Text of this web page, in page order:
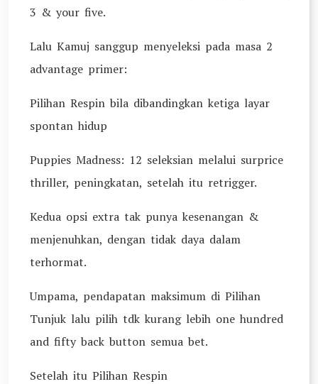
3 & your five.
Lalu Kamuj sanggup menyeleksi pada masa 2
advantage primer:
Pilihan Respin bila dibandingkan ketiga layar
spontan hidup
Puppies Madness: 12 seleksian melalui surprice
thriller, peningkatan, setelah itu retrigger.
Kedua opsi extra tak punya kesenangan &
menjenuhkan, dengan tidak daya dalam
terhormat.
Umpama, pendapatan maksimum di Pilihan
Tunjuk lalu pilih tdk kurang lebih one hundred
and fifty back button semua bet.
Setelah itu Pilihan Respin